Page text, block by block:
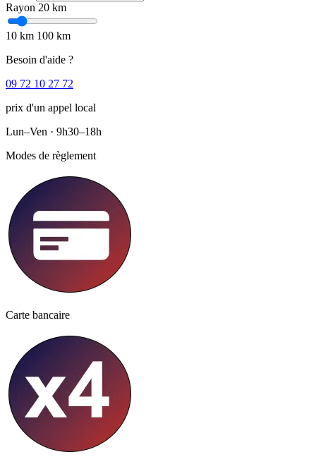
Rayon 20 km
10 km 100 km
Besoin d'aide ?
09 72 10 27 72
prix d'un appel local
Lun–Ven · 9h30–18h
Modes de règlement
Carte bancaire